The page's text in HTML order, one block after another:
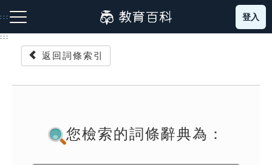
到
主
::: 登入
:::
返回詞條索引
您檢索的詞條辭典為：